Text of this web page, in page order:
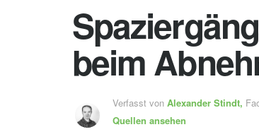
beim
Verfasst von Alexander Stindt,
Quellen ansehen